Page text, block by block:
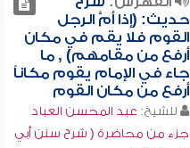
حديث: (إذا أمَّ الرجل
القوم فلا يقم في مكان
أرفع من مقامهم) , ما
جاء في الإمام يقوم مكاناً
أرفع من مكان القوم
للشيخ: عبد المحسن العباد
جزء من محاضرة ( شرح سنن أبي